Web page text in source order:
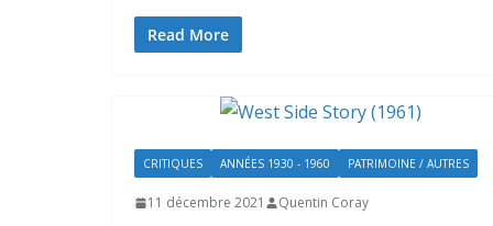
Read More
CRITIQUES ANNÉES 1930 - 1960 PATRIMOINE / AUTRES
11 décembre 2021 Quentin Coray